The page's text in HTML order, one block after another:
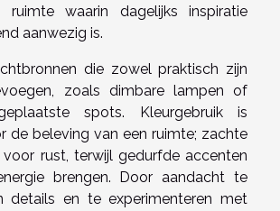
waarin dagelijks inspiratie
aanwezig is.
die zowel praktisch zijn
zoals dimbare lampen of
spots. Kleurgebruik is
de beleving van een ruimte; zachte
rust, terwijl gedurfde accenten
brengen. Door aandacht te
details en te experimenteren met